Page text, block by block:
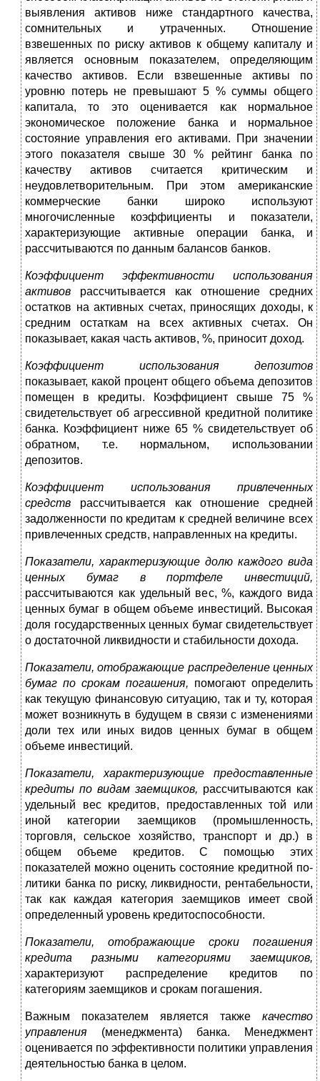
выявления активов ниже стандартного каче­ства,
сомнительных и утраченных. Отношение
взвешенных по риску активов к общему капиталу и
является основным показателем, определяющим
качество активов. Если взвешен­ные активы по
уровню потерь не превышают 5 % суммы общего
капитала, то это оценивается как нормальное
экономи­ческое положение банка и нормальное
состояние управления его активами. При значении
этого показателя свыше 30 % рейтинг банка по
качеству активов считается критическим и
неудовлетворительным. При этом американские
коммерче­ские банки широко используют
многочисленные коэффици­енты и показатели,
характеризующие активные операции бан­ка, и
рассчитываются по данным балансов банков.
Коэффициент эффективности использования
активов рассчитывается как отношение средних
остатков на актив­ных счетах, приносящих доходы, к
средним остаткам на всех активных счетах. Он
показывает, какая часть активов, %, приносит доход.
Коэффициент использования депозитов
показывает, какой процент общего объема депозитов
помещен в кредиты. Коэффициент свыше 75 %
свидетельствует об агрессивной кредитной политике
банка. Коэффициент ниже 65 % сви­детельствует об
обратном, т.е. нормальном, использовании
депозитов.
Коэффициент использования привлеченных
средств рассчитывается как отношение средней
задолженности по кредитам к средней величине всех
привлеченных средств, направленных на кредиты.
Показатели, характеризующие долю каждого вида
цен­ных бумаг в портфеле инвестиций,
рассчитываются как удельный вес, %, каждого вида
ценных бумаг в общем объеме инвестиций. Высокая
доля государственных ценных бумаг свидетельствует
о достаточной ликвидности и стабильно­сти дохода.
Показатели, отображающие распределение ценных
бу­маг по срокам погашения, помогают определить
как теку­щую финансовую ситуацию, так и ту, которая
может воз­никнуть в будущем в связи с изменениями
доли тех или иных видов ценных бумаг в общем
объеме инвестиций.
Показатели, характеризующие предоставленные
кре­диты по видам заемщиков, рассчитываются как
удельный вес кредитов, предоставленных той или
иной категории за­емщиков (промышленность,
торговля, сельское хозяйство, транспорт и др.) в
общем объеме кредитов. С помощью этих
показателей можно оценить состояние кредитной по­
литики банка по риску, ликвидности, рентабельности,
так как каждая категория заемщиков имеет свой
определен­ный уровень кредитоспособности.
Показатели, отображающие сроки погашения
кредита разными категориями заемщиков,
характеризуют распре­деление кредитов по
категориям заемщиков и срокам по­гашения.
Важным показателем является также качество
управ­ления (менеджмента) банка. Менеджмент
оценивается по эффективности политики управления
деятельностью бан­ка в целом.